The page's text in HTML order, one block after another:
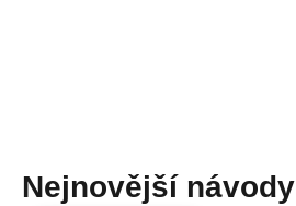
Nejnovější návody